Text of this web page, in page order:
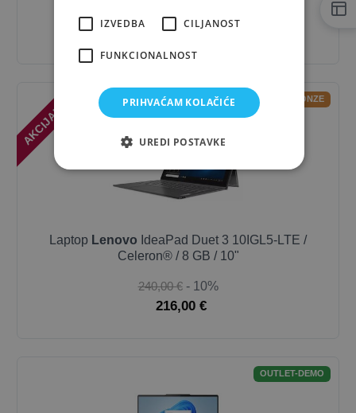
1.917,00 €
AKCIJA! -10% OUTLET-BRONZE
Laptop Lenovo IdeaPad Duet 3 10IGL5-LTE /
Celeron® / 8 GB / 10"
240,00 € - 10%
216,00 €
OUTLET-DEMO
IZVEDBA CILJANOST
FUNKCIONALNOST
PRIHVAĆAM KOLAČIĆE
UREDI POSTAVKE